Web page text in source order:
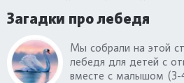
Загадки про лебедя
Мы собрали на этой
лебедя для детей с
вместе с малышом (3-